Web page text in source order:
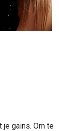
je gains. Om te